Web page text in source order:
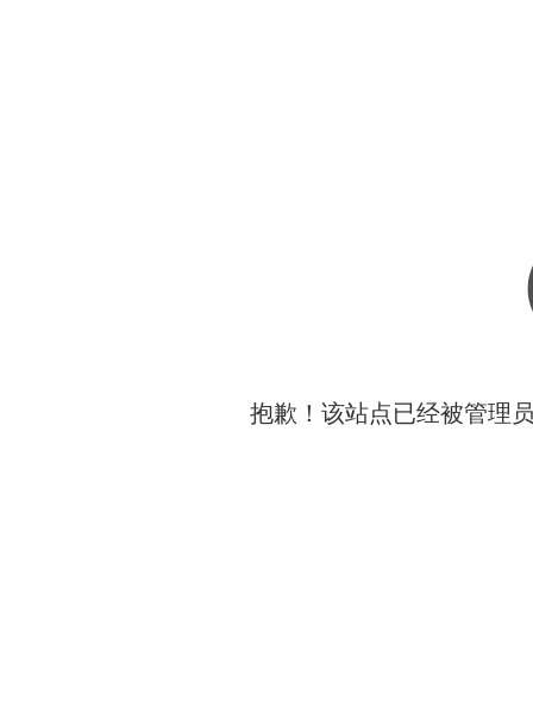
抱歉！该站点已经被管理